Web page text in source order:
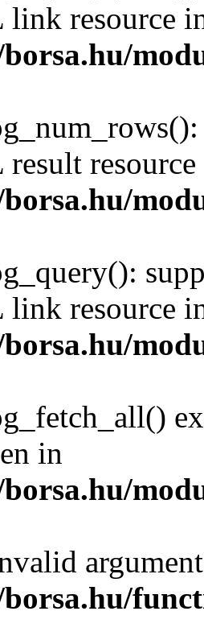
link resource
result
link resource
in